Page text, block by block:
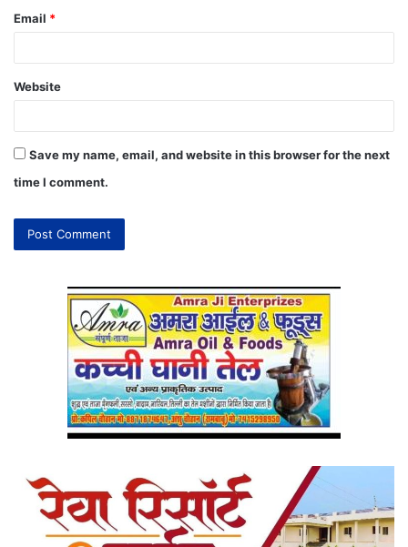
Email *
Website
Save my name, email, and website in this browser for the next
time I comment.